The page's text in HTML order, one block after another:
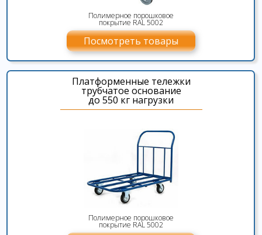
Полимерное порошковое
покрытие RAL 5002
Платформенные тележки
трубчатое основание
до 550 кг нагрузки
Посмотреть товары
Полимерное порошковое
покрытие RAL 5002